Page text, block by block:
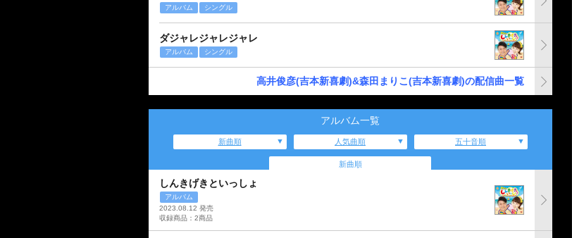
アルバム シングル
ダジャレジャレジャレ
アルバム シングル
高井俊彦(吉本新喜劇)&森田まりこ(吉本新喜劇)の配信曲一覧
アルバム一覧
新曲順 人気曲順 五十音順
新曲順
しんきげきといっしょ
アルバム
2023.08.12 発売
収録商品：2商品